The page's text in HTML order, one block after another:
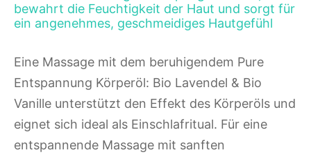
bewahrt die Feuchtigkeit der Haut und sorgt für
ein angenehmes, geschmeidiges Hautgefühl
Eine Massage mit dem beruhigendem Pure
Entspannung Körperöl: Bio Lavendel & Bio
Vanille unterstützt den Effekt des Körperöls und
eignet sich ideal als Einschlafritual. Für eine
entspannende Massage mit sanften